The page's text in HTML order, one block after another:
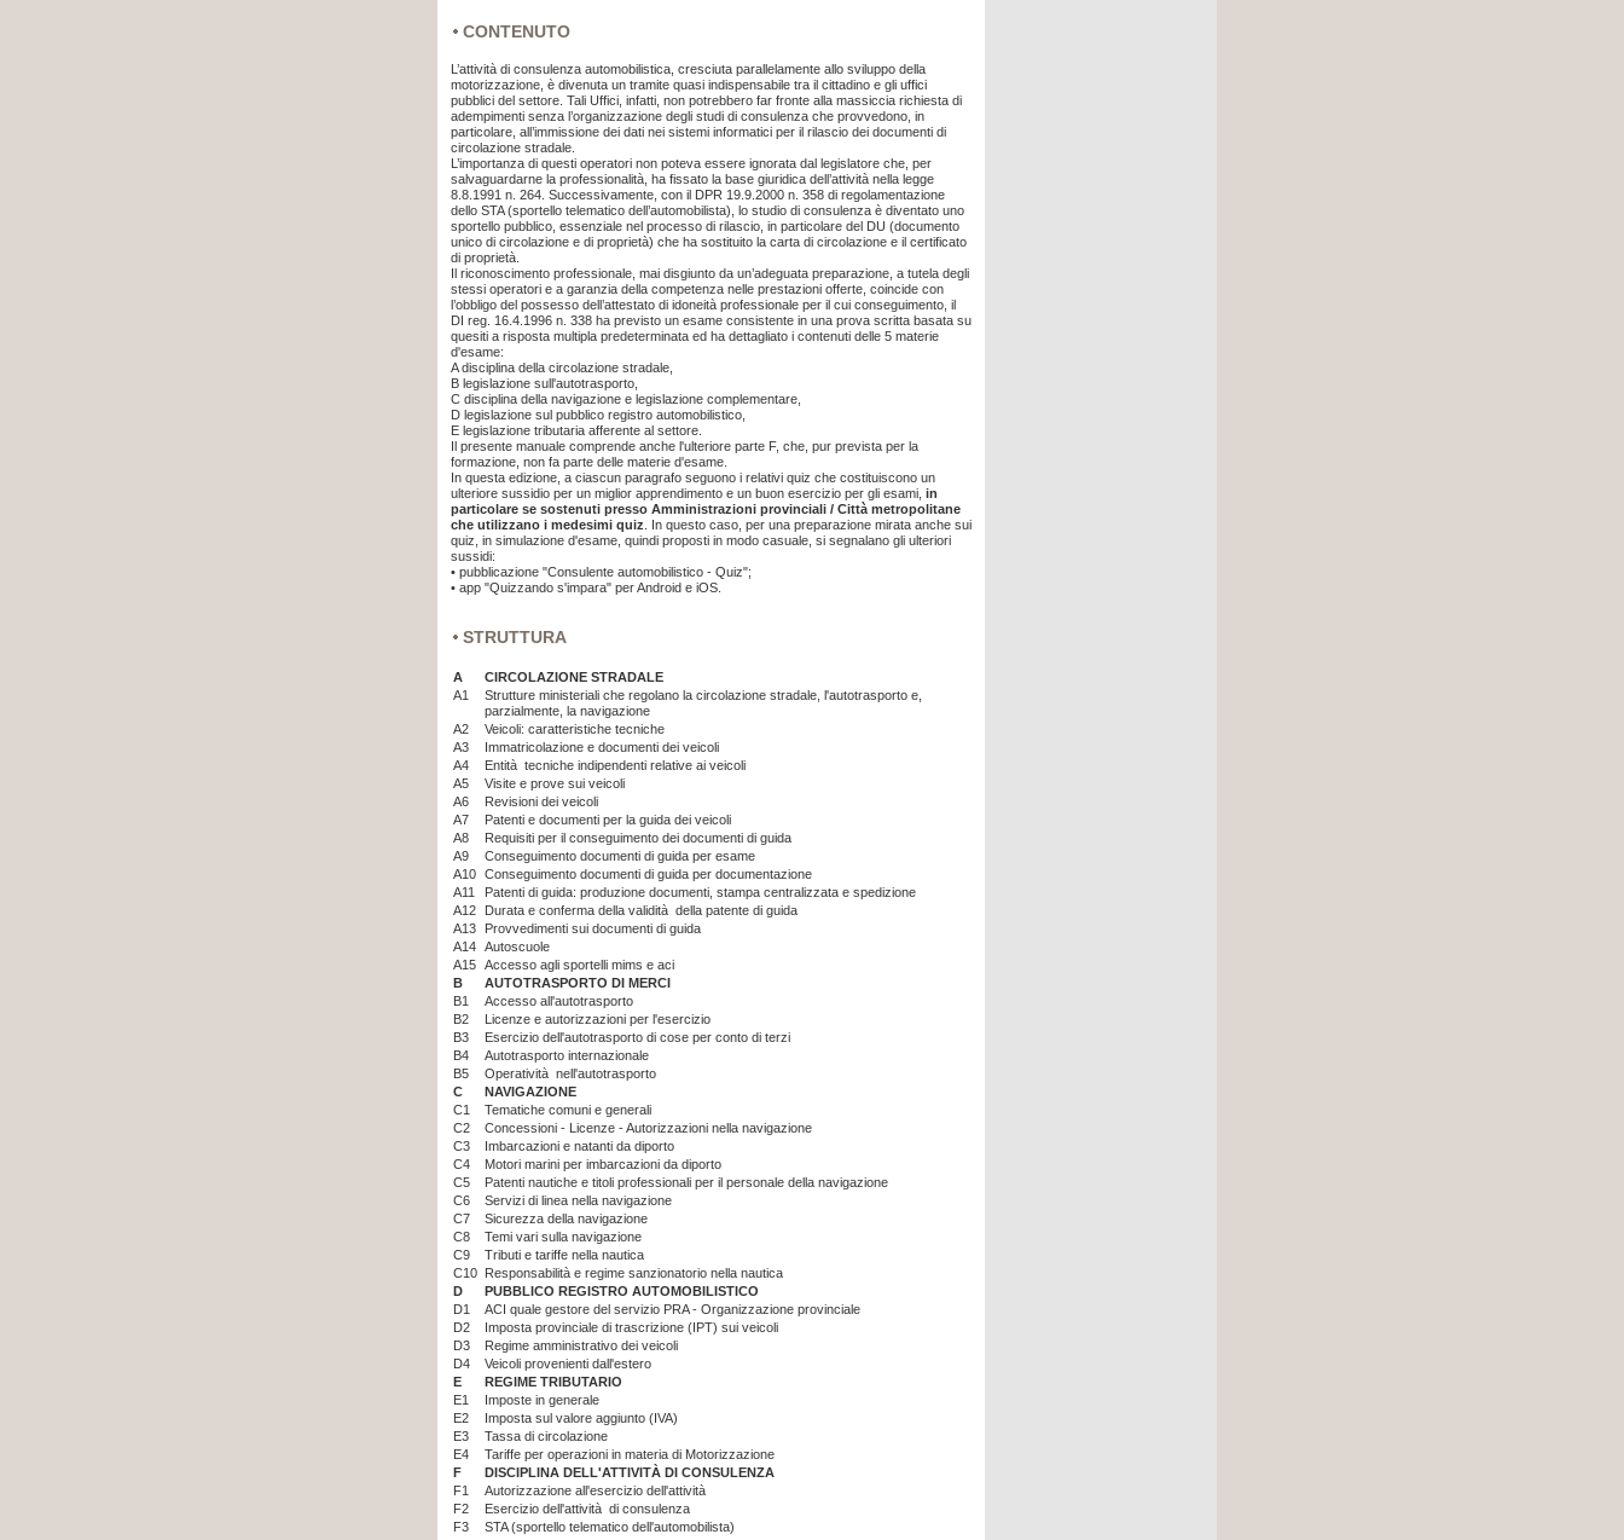
CONTENUTO
L’attività di consulenza automobilistica, cresciuta parallelamente allo sviluppo della
motorizzazione, è divenuta un tramite quasi indispensabile tra il cittadino e gli uffici
pubblici del settore. Tali Uffici, infatti, non potrebbero far fronte alla massiccia richiesta di
adempimenti senza l’organizzazione degli studi di consulenza che provvedono, in
particolare, all’immissione dei dati nei sistemi informatici per il rilascio dei documenti di
circolazione stradale.
L’importanza di questi operatori non poteva essere ignorata dal legislatore che, per
salvaguardarne la professionalità, ha fissato la base giuridica dell’attività nella legge
8.8.1991 n. 264. Successivamente, con il DPR 19.9.2000 n. 358 di regolamentazione
dello STA (sportello telematico dell’automobilista), lo studio di consulenza è diventato uno
sportello pubblico, essenziale nel processo di rilascio, in particolare del DU (documento
unico di circolazione e di proprietà) che ha sostituito la carta di circolazione e il certificato
di proprietà.
Il riconoscimento professionale, mai disgiunto da un’adeguata preparazione, a tutela degli
stessi operatori e a garanzia della competenza nelle prestazioni offerte, coincide con
l’obbligo del possesso dell’attestato di idoneità professionale per il cui conseguimento, il
DI reg. 16.4.1996 n. 338 ha previsto un esame consistente in una prova scritta basata su
quesiti a risposta multipla predeterminata ed ha dettagliato i contenuti delle 5 materie
d'esame:
A disciplina della circolazione stradale,
B legislazione sull'autotrasporto,
C disciplina della navigazione e legislazione complementare,
D legislazione sul pubblico registro automobilistico,
E legislazione tributaria afferente al settore.
Il presente manuale comprende anche l'ulteriore parte F, che, pur prevista per la
formazione, non fa parte delle materie d'esame.
In questa edizione, a ciascun paragrafo seguono i relativi quiz che costituiscono un
ulteriore sussidio per un miglior apprendimento e un buon esercizio per gli esami, in
particolare se sostenuti presso Amministrazioni provinciali / Città metropolitane
che utilizzano i medesimi quiz . In questo caso, per una preparazione mirata anche sui
quiz, in simulazione d'esame, quindi proposti in modo casuale, si segnalano gli ulteriori
sussidi:
• pubblicazione "Consulente automobilistico - Quiz";
• app "Quizzando s'impara" per Android e iOS.
STRUTTURA
A
CIRCOLAZIONE STRADALE
A1
Strutture ministeriali che regolano la circolazione stradale, l'autotrasporto e,
parzialmente, la navigazione
A2
Veicoli: caratteristiche tecniche
A3
Immatricolazione e documenti dei veicoli
A4
Entità tecniche indipendenti relative ai veicoli
A5
Visite e prove sui veicoli
A6
Revisioni dei veicoli
A7
Patenti e documenti per la guida dei veicoli
A8
Requisiti per il conseguimento dei documenti di guida
A9
Conseguimento documenti di guida per esame
A10 Conseguimento documenti di guida per documentazione
A11
Patenti di guida: produzione documenti, stampa centralizzata e spedizione
A12
Durata e conferma della validità della patente di guida
A13
Provvedimenti sui documenti di guida
A14 Autoscuole
A15 Accesso agli sportelli mims e aci
B
AUTOTRASPORTO DI MERCI
B1
Accesso all'autotrasporto
B2
Licenze e autorizzazioni per l'esercizio
B3
Esercizio dell'autotrasporto di cose per conto di terzi
B4
Autotrasporto internazionale
B5
Operatività nell'autotrasporto
C
NAVIGAZIONE
C1
Tematiche comuni e generali
C2
Concessioni - Licenze - Autorizzazioni nella navigazione
C3
Imbarcazioni e natanti da diporto
C4
Motori marini per imbarcazioni da diporto
C5
Patenti nautiche e titoli professionali per il personale della navigazione
C6
Servizi di linea nella navigazione
C7
Sicurezza della navigazione
C8
Temi vari sulla navigazione
C9
Tributi e tariffe nella nautica
C10 Responsabilità e regime sanzionatorio nella nautica
D
PUBBLICO REGISTRO AUTOMOBILISTICO
D1
ACI quale gestore del servizio PRA - Organizzazione provinciale
D2
Imposta provinciale di trascrizione (IPT) sui veicoli
D3
Regime amministrativo dei veicoli
D4
Veicoli provenienti dall'estero
E
REGIME TRIBUTARIO
E1
Imposte in generale
E2
Imposta sul valore aggiunto (IVA)
E3
Tassa di circolazione
E4
Tariffe per operazioni in materia di Motorizzazione
F
DISCIPLINA DELL'ATTIVITÀ DI CONSULENZA
F1
Autorizzazione all'esercizio dell'attività
F2
Esercizio dell'attività di consulenza
F3
STA (sportello telematico dell'automobilista)